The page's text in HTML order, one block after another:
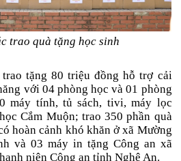
trao quà tặng học sinh
tặng 80 triệu đồng hỗ trợ cải
với 04 phòng học và 01 phòng
máy tính, tủ sách, tivi, máy lọc
Cắm Muộn; trao 350 phần quà
hoàn cảnh khó khăn ở xã Mường
và 03 máy in tặng Công an xã
niên Công an tỉnh Nghệ An.